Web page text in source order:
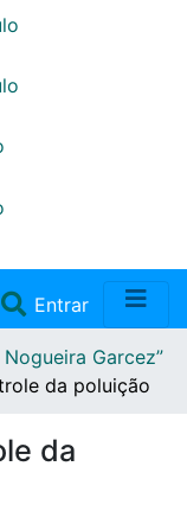
Entrar(current)
Garcez”
da poluição
da